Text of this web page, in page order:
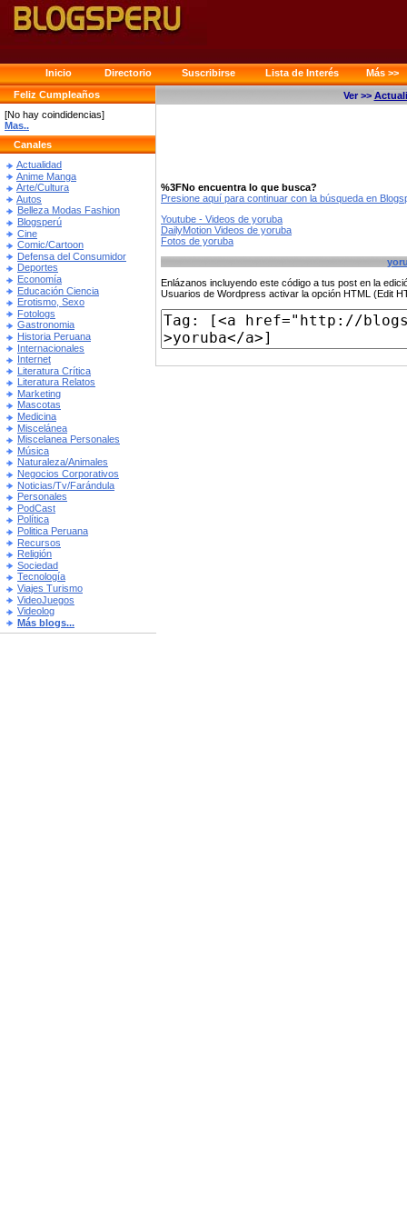
Inicio Directorio Suscribirse Lista de Interés
Más >>
Feliz Cumpleaños
[No hay coindidencias]
Mas..
Canales
Actualidad
Anime Manga
Arte/Cultura
Autos
Belleza Modas Fashion
Blogsperú
Cine
Comic/Cartoon
Defensa del Consumidor
Deportes
Economía
Educación Ciencia
Erotismo, Sexo
Fotologs
Gastronomia
Historia Peruana
Internacionales
Internet
Literatura Crítica
Literatura Relatos
Marketing
Mascotas
Medicina
Miscelánea
Miscelanea Personales
Música
Naturaleza/Animales
Negocios Corporativos
Noticias/Tv/Farándula
Personales
PodCast
Política
Politica Peruana
Recursos
Religión
Sociedad
Tecnología
Viajes Turismo
VideoJuegos
Videolog
Más blogs...
Ver >>
%3FNo encuentra lo que busca?
Presione aquí para continuar con la búsqueda en
Youtube - Videos de yoruba
DailyMotion Videos de yoruba
Fotos de yoruba
Enlázanos incluyendo este código a tus post en la
Usuarios de Wordpress activar la opción HTML (Edit